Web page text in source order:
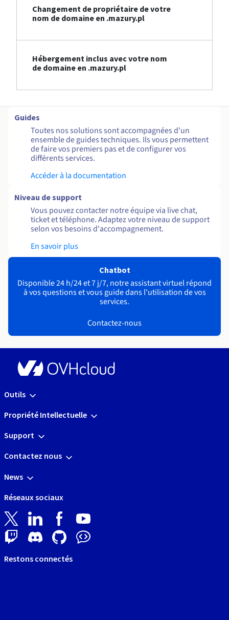
Changement de propriétaire de votre
nom de domaine en .mazury.pl
Hébergement inclus avec votre nom
de domaine en .mazury.pl
Guides
Toutes nos solutions sont accompagnées d'un
ensemble de guides techniques. Ils vous permettent
de faire vos premiers pas et de configurer vos
différents services.
Accéder à la documentation
Niveau de support
Vous pouvez contacter notre équipe via live chat,
ticket et téléphone. Adaptez votre niveau de support
selon vos besoins d'accompagnement.
En savoir plus
Chatbot
Disponible 24 h/24 et 7 j/7, notre assistant virtuel répond
à vos questions et vous guide dans l'utilisation de vos
services.
Contactez-nous
Outils
Propriété Intellectuelle
Support
Contactez nous
News
Réseaux sociaux
Restons connectés